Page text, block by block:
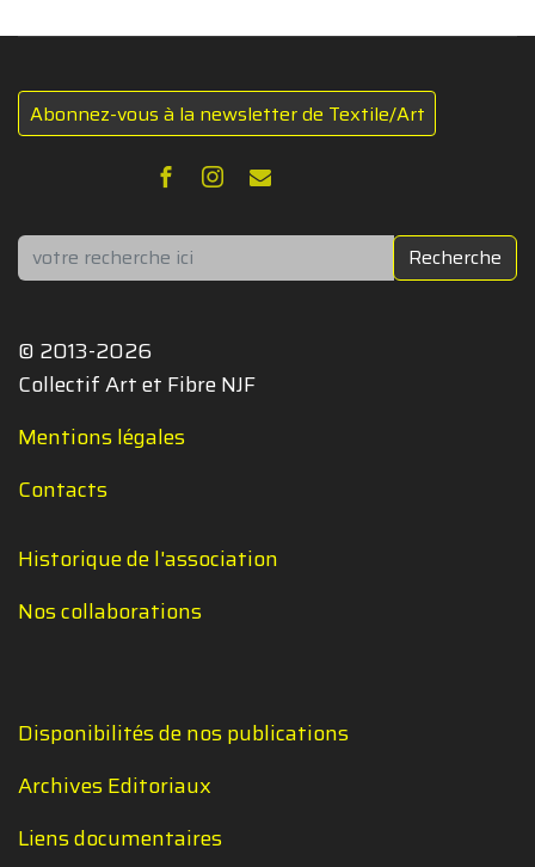
Abonnez-vous à la newsletter de Textile/Art
Rechercher Recherche
© 2013-2026
Collectif Art et Fibre NJF
Mentions légales
Contacts
Historique de l'association
Nos collaborations
Disponibilités de nos publications
Archives Editoriaux
Liens documentaires